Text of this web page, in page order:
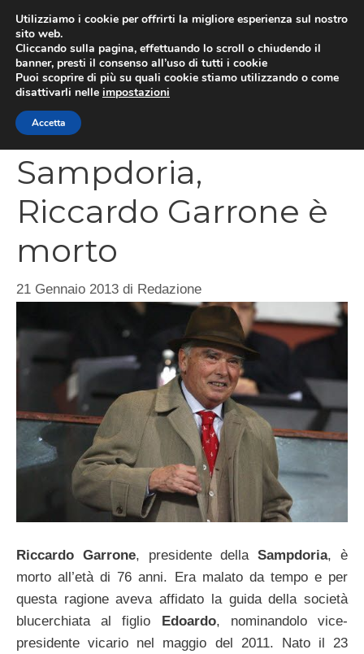
contenuto
Sampdoria,
Riccardo Garrone è
morto
21 Gennaio 2013 di Redazione
Riccardo Garrone, presidente dellaSampdoria, è
morto all’età di 76 anni. Era malato da tempo e per
questa ragione aveva affidato la guida della società
blucerchiata al figlio
Edoardo, nominandolo vice-
presidente vicario nel maggio del 2011. Nato il 23
Utilizziamo i cookie per offrirti la migliore esperienza sul nostro
sito web.
Cliccando sulla pagina, effettuando lo scroll o chiudendo il
banner, presti il consenso all’uso di tutti i cookie
Puoi scoprire di più su quali cookie stiamo utilizzando o come
disattivarli nelle impostazioni
Accetta